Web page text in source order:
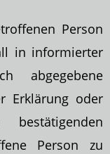
Person
in informierter
abgegebene
Erklärung oder
Person zu